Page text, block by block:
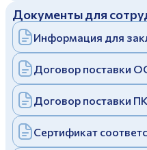
Заполняя и отправляя
cполитикой
Заполняя и отправляя
cполитикой
Дулевский фарфоровый
Политика
Документы для
Информация для
Договор поставки
Договор поставки ПК
Сертификат